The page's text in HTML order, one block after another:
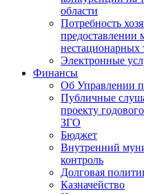
области
Потребность
предоставлении
нестационарных
Электронные
Финансы
Об Управлении
Публичные
проекту
ЗГО
Бюджет
Внутренний
контроль
Долговая
Казначейство